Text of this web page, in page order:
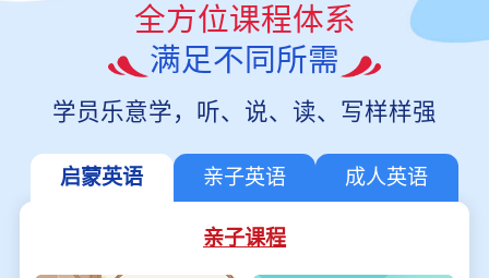
全方位课程体系
满足不同所需
学员乐意学，听、说、读、写样样强
启蒙英语 亲子英语 成人英语
亲子课程